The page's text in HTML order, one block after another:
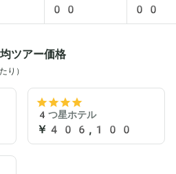
00
00
ツアー価格
）
4つ星ホテル
￥406,100